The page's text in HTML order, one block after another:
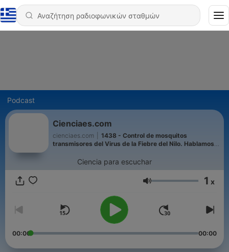
Podcast
Cienciaes.com
cienciaes.com
1438 - Control de mosquitos
transmisores del Virus de la Fiebre del Nilo. Hablamos
Ciencia para escuchar
Ένταση 1 x
00:00 00:00